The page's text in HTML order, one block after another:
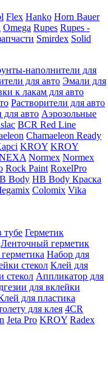
Flex Hanko Horn Bauer
Omega Rupes Rupes -
Smirdex Solid
наполнители для
для авто Эмали для
к лакам для авто
Растворители для авто
для авто Аэрозольные
BCR Red Line
Chamaeleon Ready
KROY KROY
Normex Normex
Rock Paint RoxelPro
Body HB Body Краска
Colomix Vika
тубе Герметик
Ленточный герметик
Набор для
стекол Клей для
стекол Аппликатор для
для вклейки
для пластика
для клея 4CR
Jeta Pro KROY Radex